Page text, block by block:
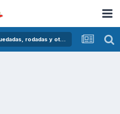
Concentraciones Nacionales, Quedadas, rodadas y otras crónicas del asfalto